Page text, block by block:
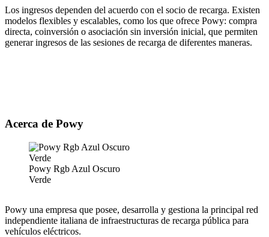
Los ingresos dependen del acuerdo con el socio de recarga. Existen
modelos flexibles y escalables, como los que ofrece Powy: compra
directa, coinversión o asociación sin inversión inicial, que permiten
generar ingresos de las sesiones de recarga de diferentes maneras.
Acerca de Powy
Powy Rgb Azul Oscuro
Verde
Powy una empresa que posee, desarrolla y gestiona la principal red
independiente italiana de infraestructuras de recarga pública para
vehículos eléctricos.